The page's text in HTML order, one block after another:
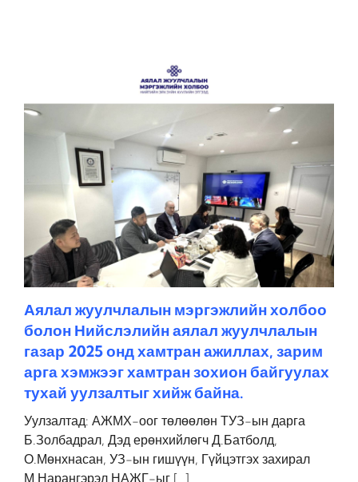
Аялал жуулчлалын мэргэжлийн холбоо
болон Нийслэлийн аялал жуулчлалын
газар 2025 онд хамтран ажиллах, зарим
арга хэмжээг хамтран зохион байгуулах
тухай уулзалтыг хийж байна.
Уулзалтад: АЖМХ-оог төлөөлөн ТУЗ-ын дарга
Б.Золбадрал, Дэд ерөнхийлөгч Д.Батболд,
О.Мөнхнасан, УЗ-ын гишүүн, Гүйцэтгэх захирал
М.Нарангэрэл НАЖГ-ыг […]